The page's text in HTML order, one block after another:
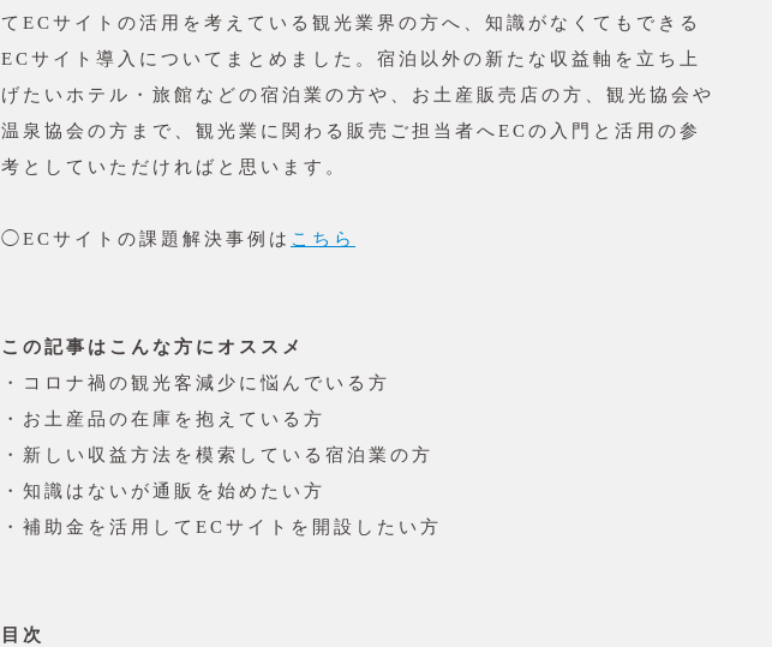
てECサイトの活用を考えている観光業界の方へ、知識がなくてもできる
ECサイト導入についてまとめました。宿泊以外の新たな収益軸を立ち上
げたいホテル・旅館などの宿泊業の方や、お土産販売店の方、観光協会や
温泉協会の方まで、観光業に関わる販売ご担当者へECの入門と活用の参
考としていただければと思います。
◯ECサイトの課題解決事例は こちら
この記事はこんな方にオススメ
・コロナ禍の観光客減少に悩んでいる方
・お土産品の在庫を抱えている方
・新しい収益方法を模索している宿泊業の方
・知識はないが通販を始めたい方
・補助金を活用してECサイトを開設したい方
目次